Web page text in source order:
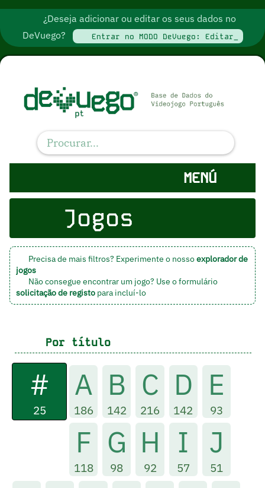
¿Deseja adicionar ou editar os seus dados no
DeVuego?
Entrar no MODO DeVuego: Editar_
MENÚ
Jogos
Precisa de mais filtros? Experimente o nossoexplorador de
jogos
Não consegue encontrar um jogo? Use o formulário
solicitação de registopara incluí-lo
Por título
#
25
A
186
B
142
C
216
D
142
E
93
F
118
G
98
H
92
I
57
J
51